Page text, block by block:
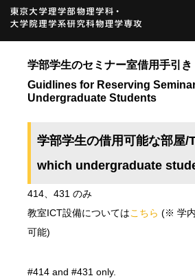
学部学生のセミナー室借用手引き
Guidlines for Reserving
Undergraduate Students
学部学生の借用可能な部屋
which undergraduate
414、431 のみ
教室ICT設備についてはこちら (※ 学
可能)
#414 and #431 only.